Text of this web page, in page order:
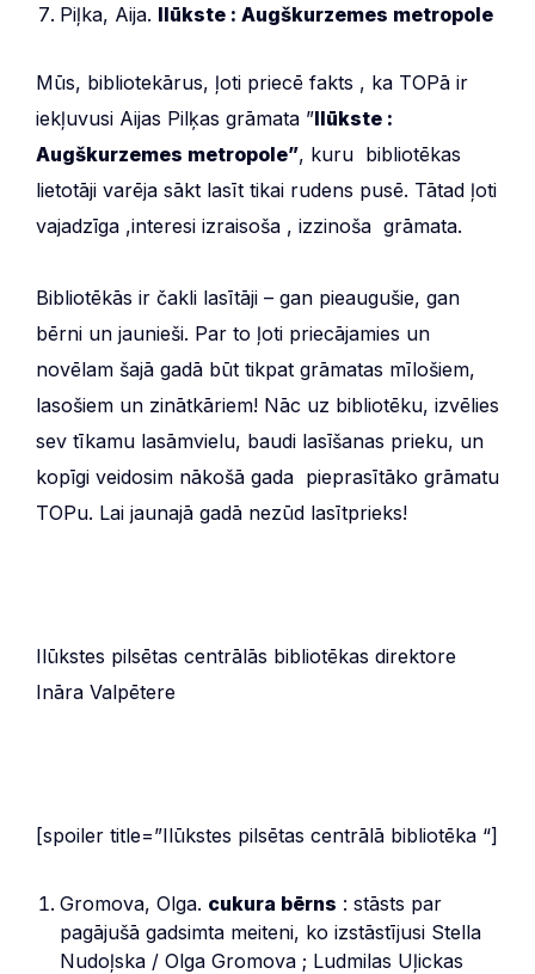
Piļka, Aija. Ilūkste : Augškurzemes metropole
Mūs, bibliotekārus, ļoti priecē fakts , ka TOPā ir
iekļuvusi Aijas Pilķas grāmata ”Ilūkste :
Augškurzemes metropole”, kuru bibliotēkas
lietotāji varēja sākt lasīt tikai rudens pusē. Tātad ļoti
vajadzīga ,interesi izraisoša , izzinoša grāmata.
Bibliotēkās ir čakli lasītāji – gan pieaugušie, gan
bērni un jaunieši. Par to ļoti priecājamies un
novēlam šajā gadā būt tikpat grāmatas mīlošiem,
lasošiem un zinātkāriem! Nāc uz bibliotēku, izvēlies
sev tīkamu lasāmvielu, baudi lasīšanas prieku, un
kopīgi veidosim nākošā gada pieprasītāko grāmatu
TOPu. Lai jaunajā gadā nezūd lasītprieks!
Ilūkstes pilsētas centrālās bibliotēkas direktore
Ināra Valpētere
[spoiler title=”Ilūkstes pilsētas centrālā bibliotēka “]
Gromova, Olga. cukura bērns : stāsts par
pagājušā gadsimta meiteni, ko izstāstījusi Stella
Nudoļska / Olga Gromova ; Ludmilas Uļickas